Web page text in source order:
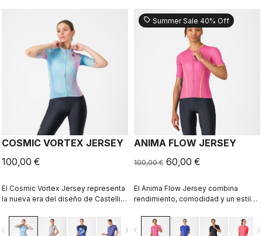
COSMIC VORTEX JERSEY
100,00 €
El Cosmic Vortex Jersey representa
la nueva era del diseño de Castelli:
para ofrecer un alto rendimiento.
navigate_next
sell Summer Sale 40% Off
ANIMA FLOW JERSEY
100,00 € 60,00 €
El Anima Flow Jersey combina
rendimiento, comodidad y un estilo
navigate_before